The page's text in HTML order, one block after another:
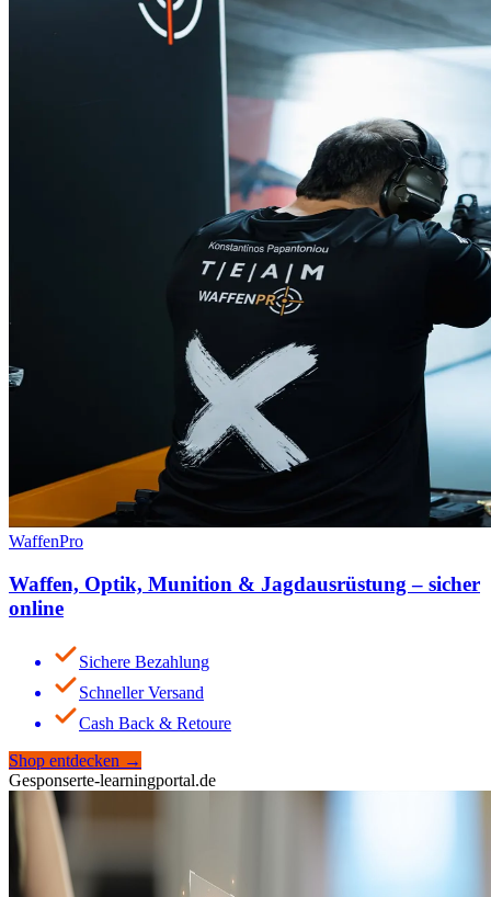
WaffenPro
Waffen, Optik, Munition & Jagdausrüstung – sicher
online
Sichere Bezahlung
Schneller Versand
Cash Back & Retoure
Shop entdecken →
Gesponserte-learningportal.de